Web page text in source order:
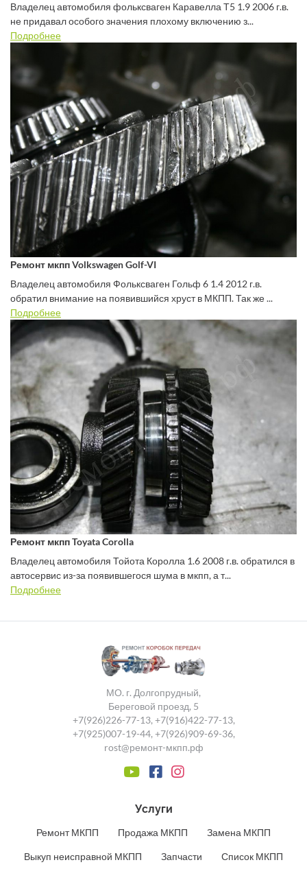
Владелец автомобиля фольксваген Каравелла Т5 1.9 2006 г.в.
не придавал особого значения плохому включению з...
Подробнее
Ремонт мкпп Volkswagen Golf-VI
Владелец автомобиля Фольксваген Гольф 6 1.4 2012 г.в.
обратил внимание на появившийся хруст в МКПП. Так же ...
Подробнее
Ремонт мкпп Toyata Corolla
Владелец автомобиля Тойота Королла 1.6 2008 г.в. обратился в
автосервис из-за появившегося шума в мкпп, а т...
Подробнее
МО. г. Долгопрудный,
Береговой проезд, 5
+7(926)226-77-13, +7(916)422-77-13,
+7(925)007-19-44, +7(926)909-69-36,
rost@ремонт-мкпп.рф
Услуги
Ремонт МКПП Продажа МКПП Замена МКПП
Выкуп неисправной МКПП Запчасти Список МКПП